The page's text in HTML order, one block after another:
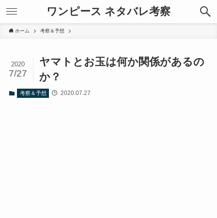
ワンピース ネタバレ考察
ホーム 考察＆予想
ヤマトとお玉は何か関係があるの
か？
2020
7/27
考察＆予想 2020.07.27